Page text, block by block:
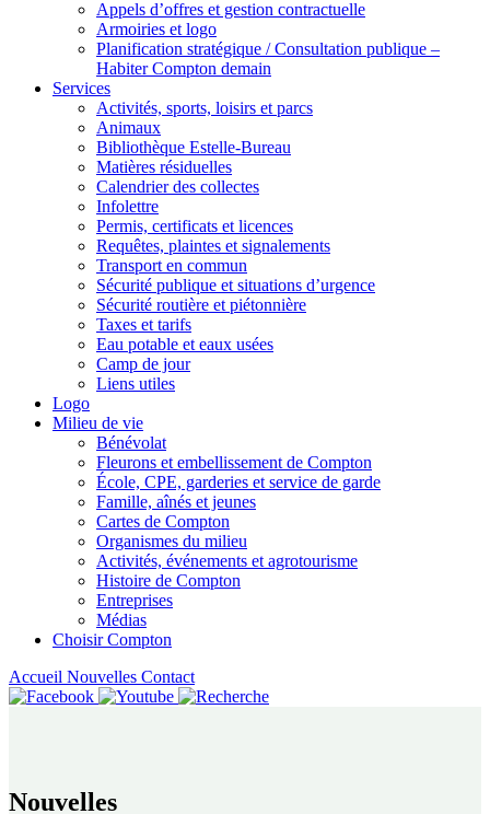
Appels d’offres et gestion contractuelle
Armoiries et logo
Planification stratégique / Consultation publique –
Habiter Compton demain
Services
Activités, sports, loisirs et parcs
Animaux
Bibliothèque Estelle-Bureau
Matières résiduelles
Calendrier des collectes
Infolettre
Permis, certificats et licences
Requêtes, plaintes et signalements
Transport en commun
Sécurité publique et situations d’urgence
Sécurité routière et piétonnière
Taxes et tarifs
Eau potable et eaux usées
Camp de jour
Liens utiles
Logo
Milieu de vie
Bénévolat
Fleurons et embellissement de Compton
École, CPE, garderies et service de garde
Famille, aînés et jeunes
Cartes de Compton
Organismes du milieu
Activités, événements et agrotourisme
Histoire de Compton
Entreprises
Médias
Choisir Compton
Accueil Nouvelles Contact
Nouvelles